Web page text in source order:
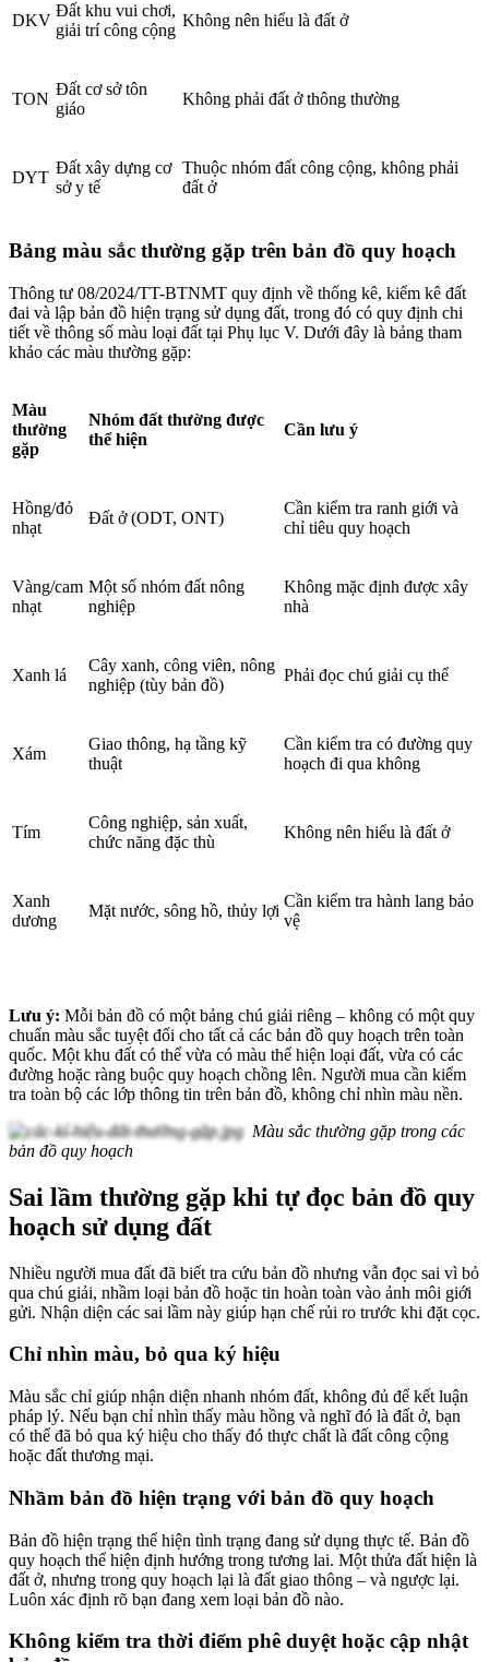
DKV
Đất khu vui chơi,
giải trí công cộng
Không nên hiểu là đất ở
TON
Đất cơ sở tôn
giáo
Không phải đất ở thông thường
DYT
Đất xây dựng cơ
sở y tế
Thuộc nhóm đất công cộng, không phải
đất ở
Bảng màu sắc thường gặp trên bản đồ quy hoạch
Thông tư 08/2024/TT-BTNMT quy định về thống kê, kiểm kê đất
đai và lập bản đồ hiện trạng sử dụng đất, trong đó có quy định chi
tiết về thông số màu loại đất tại Phụ lục V. Dưới đây là bảng tham
khảo các màu thường gặp:
Màu
thường
gặp
Nhóm đất thường được
thể hiện
Cần lưu ý
Hồng/đỏ
nhạt
Đất ở (ODT, ONT)
Cần kiểm tra ranh giới và
chỉ tiêu quy hoạch
Vàng/cam
nhạt
Một số nhóm đất nông
nghiệp
Không mặc định được xây
nhà
Xanh lá
Cây xanh, công viên, nông
nghiệp (tùy bản đồ)
Phải đọc chú giải cụ thể
Xám
Giao thông, hạ tầng kỹ
thuật
Cần kiểm tra có đường quy
hoạch đi qua không
Tím
Công nghiệp, sản xuất,
chức năng đặc thù
Không nên hiểu là đất ở
Xanh
dương
Mặt nước, sông hồ, thủy lợi
Cần kiểm tra hành lang bảo
vệ
Lưu ý: Mỗi bản đồ có một bảng chú giải riêng – không có một quy
chuẩn màu sắc tuyệt đối cho tất cả các bản đồ quy hoạch trên toàn
quốc. Một khu đất có thể vừa có màu thể hiện loại đất, vừa có các
đường hoặc ràng buộc quy hoạch chồng lên. Người mua cần kiểm
tra toàn bộ các lớp thông tin trên bản đồ, không chỉ nhìn màu nền.
Màu sắc thường gặp trong các
bản đồ quy hoạch
Sai lầm thường gặp khi tự đọc bản đồ quy
hoạch sử dụng đất
Nhiều người mua đất đã biết tra cứu bản đồ nhưng vẫn đọc sai vì bỏ
qua chú giải, nhầm loại bản đồ hoặc tin hoàn toàn vào ảnh môi giới
gửi. Nhận diện các sai lầm này giúp hạn chế rủi ro trước khi đặt cọc.
Chỉ nhìn màu, bỏ qua ký hiệu
Màu sắc chỉ giúp nhận diện nhanh nhóm đất, không đủ để kết luận
pháp lý. Nếu bạn chỉ nhìn thấy màu hồng và nghĩ đó là đất ở, bạn
có thể đã bỏ qua ký hiệu cho thấy đó thực chất là đất công cộng
hoặc đất thương mại.
Nhầm bản đồ hiện trạng với bản đồ quy hoạch
Bản đồ hiện trạng thể hiện tình trạng đang sử dụng thực tế. Bản đồ
quy hoạch thể hiện định hướng trong tương lai. Một thửa đất hiện là
đất ở, nhưng trong quy hoạch lại là đất giao thông – và ngược lại.
Luôn xác định rõ bạn đang xem loại bản đồ nào.
Không kiểm tra thời điểm phê duyệt hoặc cập nhật